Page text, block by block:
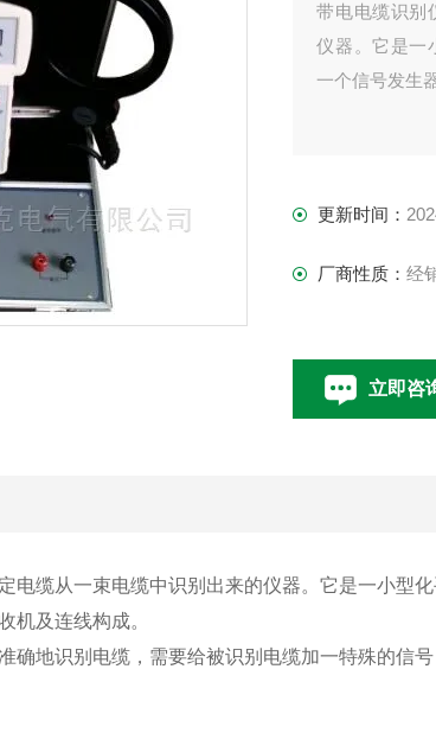
带电电缆识别
仪器。它是一
一个信号发生
更新时间：
厂商性质：经
立即咨
电缆从一束电缆中识别出来的仪器。它是一小型
机及连线构成。
确地识别电缆，需要给被识别电缆加一特殊的信